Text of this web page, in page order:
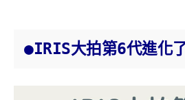
●IRIS大拍第6代進化